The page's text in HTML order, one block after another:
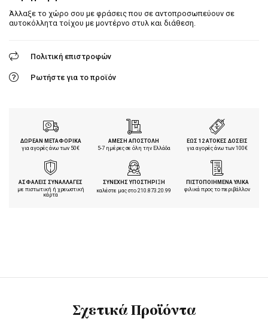
Άλλαξε το χώρο σου με φράσεις που σε αντοπροσωπεύουν σε
αυτοκόλλητα τοίχου με μοντέρνο στυλ και διάθεση.
Πολιτική επιστροφών
Ρωτήστε για το προϊόν
ΔΩΡΕΑΝ ΜΕΤΑΦΟΡΙΚΑ
για αγορές άνω των 50€
ΑΜΕΣΗ ΑΠΟΣΤΟΛΗ
5-7 ημέρες σε όλη την Ελλάδα
ΕΩΣ 12 ΑΤΟΚΕΣ ΔΟΣΕΙΣ
για αγορές άνω των 100€
ΑΣΦΑΛΕΙΣ ΣΥΝΑΛΛΑΓΕΣ
με πιστωτική ή χρεωστική
κάρτα
ΣΥΝΕΧΗΣ ΥΠΟΣΤΗΡΙΞΗ
καλέστε μας στο210.873.20.99
ΠΙΣΤΟΠΟΙΗΜΕΝΑ ΥΛΙΚΑ
φιλικά προς το περιβάλλον
Σχετικά Προϊόντα